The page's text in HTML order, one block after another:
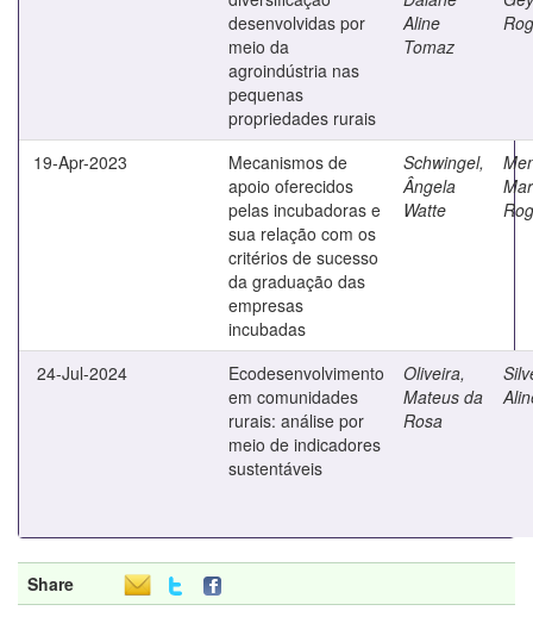
desenvolvidas por
meio da
agroindústria nas
pequenas
propriedades rurais
Aline
Tomaz
19-Apr-2023
Mecanismos de
apoio oferecidos
pelas incubadoras e
sua relação com os
critérios de sucesso
da graduação das
empresas
incubadas
Schwingel,
Ângela
Watte
24-Jul-2024
Ecodesenvolvimento
em comunidades
rurais: análise por
meio de indicadores
sustentáveis
Oliveira,
Mateus da
Rosa
Share